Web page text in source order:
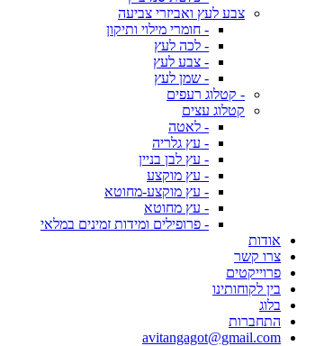
צבע לעץ ואביזרי צביעה
- חומרי מילוי ותיקון
- לכה לעץ
- צבע לעץ
- שמן לעץ
- קטלוג רעפים
קטלוג עצים
- לאטה
- עץ גלריה
- עץ לבן בניין
- עץ מוקצע
- עץ מוקצע-מחוטא
- עץ מחוטא
- פרופילים ומידות זמינים במלאי
אודות
צרו קשר
פרוייקטים
בין לקוחותינו
בלוג
התחברות
avitangagot@gmail.com